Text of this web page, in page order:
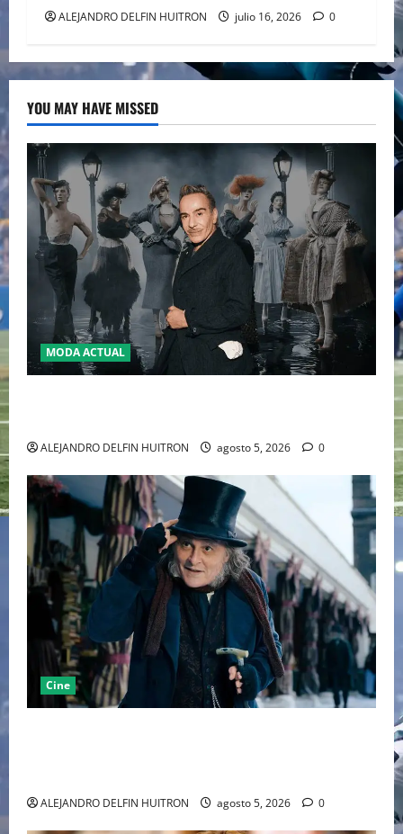
ALEJANDRO DELFIN HUITRON julio 16, 2026 0
YOU MAY HAVE MISSED
MODA ACTUAL
ALEJANDRO DELFIN HUITRON agosto 5, 2026 0
Cine
ALEJANDRO DELFIN HUITRON agosto 5, 2026 0